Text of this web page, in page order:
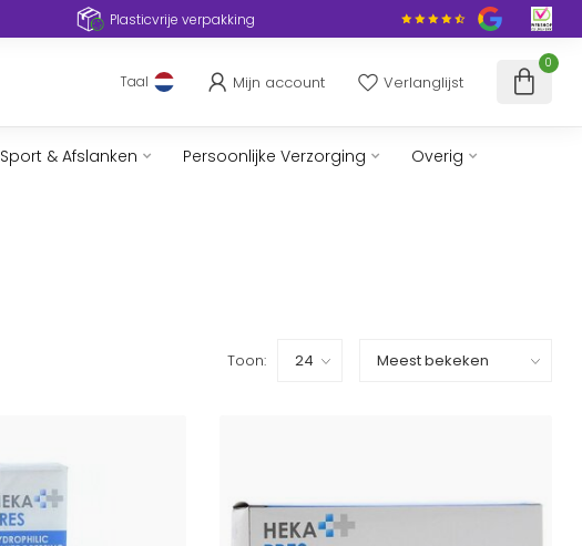
Plasticvrije verpakking
Taal Mijn account Verlanglijst
0
Sport & Afslanken Persoonlijke Verzorging Overig
Toon: